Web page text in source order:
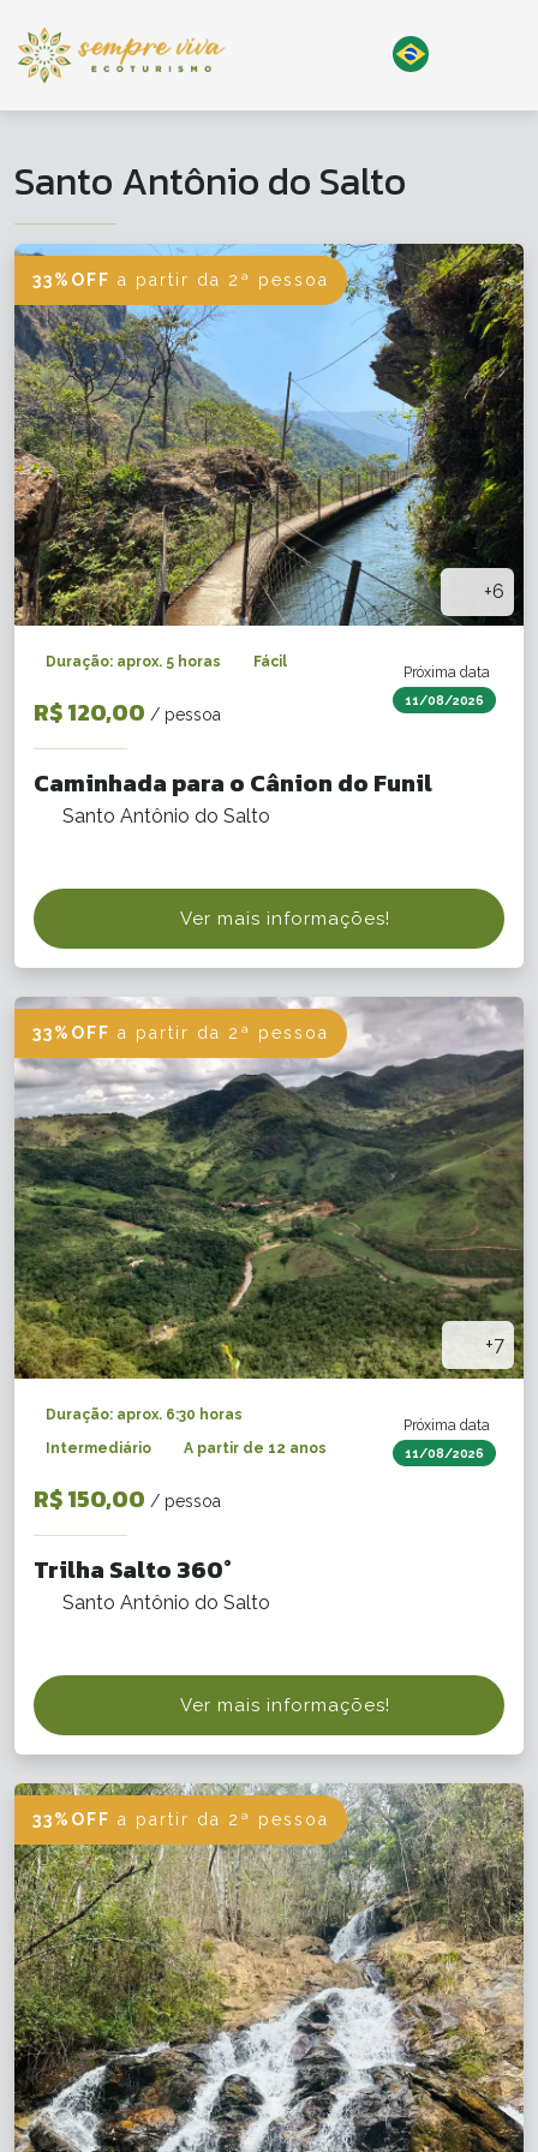
Santo Antônio do Salto
33%OFF a partir da 2ª pessoa
+6
Próxima data
11/08/2026
Duração: aprox. 5 horas Fácil
R$ 120,00 / pessoa
Caminhada para o Cânion do Funil
Santo Antônio do Salto
Ver mais informações!
33%OFF a partir da 2ª pessoa
+7
Próxima data
11/08/2026
Duração: aprox. 6:30 horas
Intermediário
A partir de 12 anos
R$ 150,00 / pessoa
Trilha Salto 360°
Santo Antônio do Salto
Ver mais informações!
33%OFF a partir da 2ª pessoa